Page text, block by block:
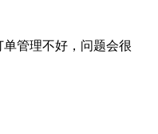
管理不好，问题会很